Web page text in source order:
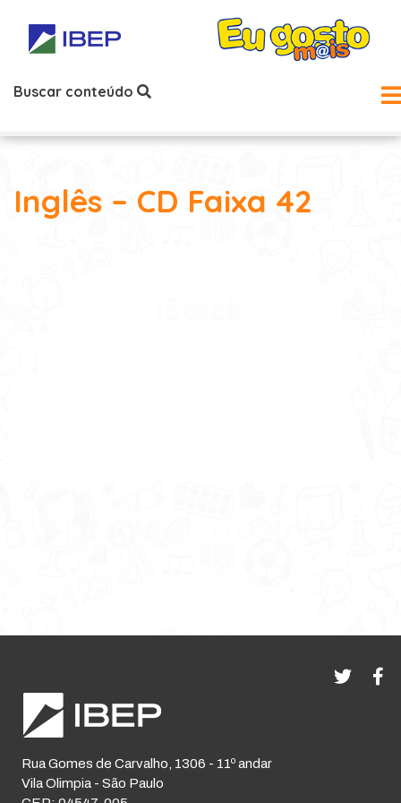
Buscar conteúdo
Inglês – CD Faixa 42
Rua Gomes de Carvalho, 1306 - 11º andar
Vila Olimpia - São Paulo